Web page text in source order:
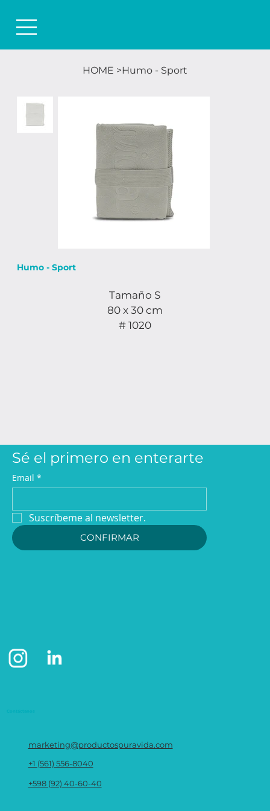
HOME >Humo - Sport
Humo - Sport
Tamaño S
80 x 30 cm
# 1020
Contáctanos
marketing@productospuravida.com
+1 (561) 556-8040
+598 (92) 40-60-40
Sé el primero en enterarte
Email *
Suscríbeme al newsletter.
CONFIRMAR